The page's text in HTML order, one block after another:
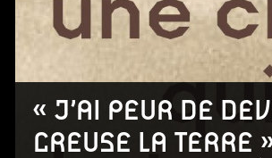
« J’AI PEUR DE
CREUSE LA TERRE